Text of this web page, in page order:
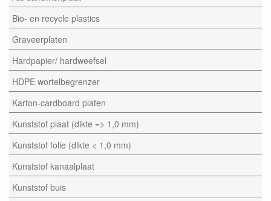
Bio- en recycle plastics
Graveerplaten
Hardpapier/ hardweefsel
HDPE wortelbegrenzer
Karton-cardboard platen
Kunststof plaat (dikte => 1,0 mm)
Kunststof folie (dikte < 1,0 mm)
Kunststof kanaalplaat
Kunststof buis